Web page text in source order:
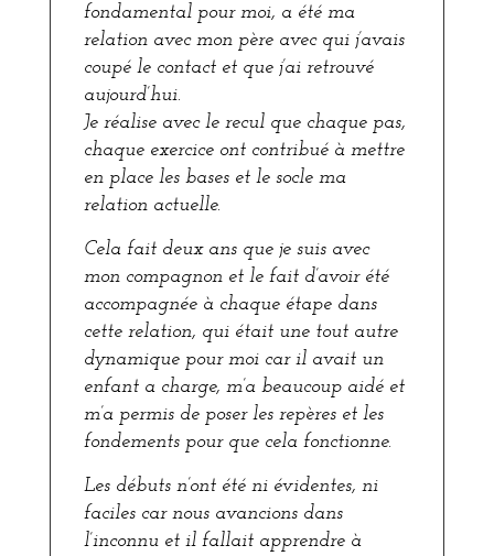
fondamental pour moi, a été ma
relation avec mon père avec qui j’avais
coupé le contact et que j’ai retrouvé
aujourd’hui.
Je réalise avec le recul que chaque pas,
chaque exercice ont contribué à mettre
en place les bases et le socle ma
relation actuelle.
Cela fait deux ans que je suis avec
mon compagnon et le fait d’avoir été
accompagnée à chaque étape dans
cette relation, qui était une tout autre
dynamique pour moi car il avait un
enfant a charge, m’a beaucoup aidé et
m’a permis de poser les repères et les
fondements pour que cela fonctionne.
Les débuts n’ont été ni évidentes, ni
faciles car nous avancions dans
l’inconnu et il fallait apprendre à